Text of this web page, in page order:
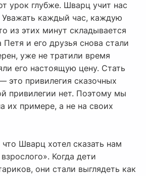
урок глубже. Шварц учит нас
Уважать каждый час, каждую
из этих минут складывается
и его друзья снова стали
уже не тратили время
его настоящую цену. Стать
привилегия сказочных
привилегии нет. Поэтому мы
их примере, а не на своих
Шварц хотел сказать нам
Когда дети
они стали выглядеть как